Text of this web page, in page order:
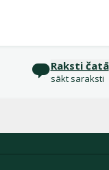
Raksti čatā
sākt saraksti